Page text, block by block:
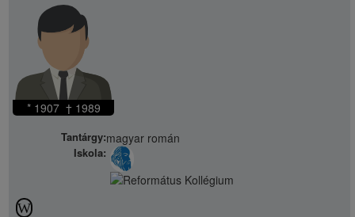
* 1907 † 1989
Tantárgy:magyar román
Iskola:
W